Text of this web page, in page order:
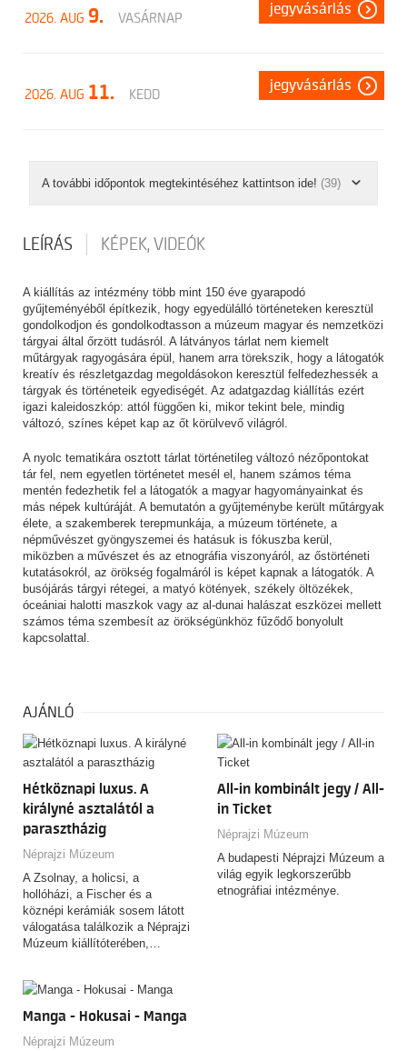
2026. AUG 9. VASÁRNAP
jegyvásárlás
2026. AUG 11. KEDD
jegyvásárlás
A további időpontok megtekintéséhez kattintson ide! (39)
LEÍRÁS KÉPEK, VIDEÓK
A kiállítás az intézmény több mint 150 éve gyarapodó
gyűjteményéből építkezik, hogy egyedülálló történeteken keresztül
gondolkodjon és gondolkodtasson a múzeum magyar és nemzetközi
tárgyai által őrzött tudásról. A látványos tárlat nem kiemelt
műtárgyak ragyogására épül, hanem arra törekszik, hogy a látogatók
kreatív és részletgazdag megoldásokon keresztül felfedezhessék a
tárgyak és történeteik egyediségét. Az adatgazdag kiállítás ezért
igazi kaleidoszkóp: attól függően ki, mikor tekint bele, mindig
változó, színes képet kap az őt körülvevő világról.
A nyolc tematikára osztott tárlat történetileg változó nézőpontokat
tár fel, nem egyetlen történetet mesél el, hanem számos téma
mentén fedezhetik fel a látogatók a magyar hagyományainkat és
más népek kultúráját. A bemutatón a gyűjteménybe került műtárgyak
élete, a szakemberek terepmunkája, a múzeum története, a
népművészet gyöngyszemei és hatásuk is fókuszba kerül,
miközben a művészet és az etnográfia viszonyáról, az őstörténeti
kutatásokról, az örökség fogalmáról is képet kapnak a látogatók. A
busójárás tárgyi rétegei, a matyó kötények, székely öltözékek,
óceániai halotti maszkok vagy az al-dunai halászat eszközei mellett
számos téma szembesít az örökségünkhöz fűződő bonyolult
kapcsolattal.
AJÁNLÓ
Hétköznapi luxus. A
királyné asztalától a
parasztházig
Néprajzi Múzeum
A Zsolnay, a holicsi, a
hollóházi, a Fischer és a
köznépi kerámiák sosem látott
válogatása találkozik a Néprajzi
Múzeum kiállítóterében,…
All-in kombinált jegy / All-
in Ticket
Néprajzi Múzeum
A budapesti Néprajzi Múzeum a
világ egyik legkorszerűbb
etnográfiai intézménye.
Manga - Hokusai - Manga
Néprajzi Múzeum